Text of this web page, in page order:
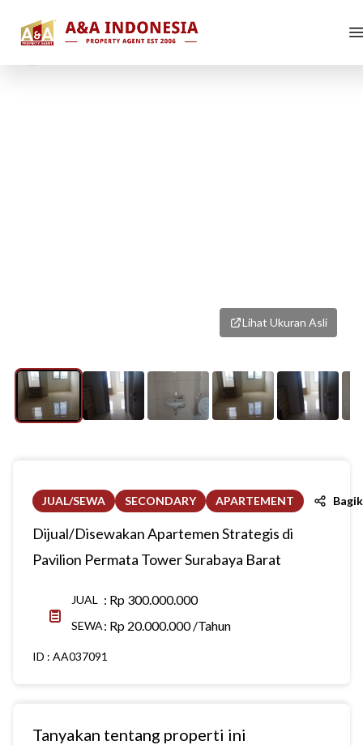
Lihat Ukuran Asli
JUAL/SEWA SECONDARY APARTEMENT
Dijual/Disewakan Apartemen Strategis di
Pavilion Permata Tower Surabaya Barat
JUAL : Rp 300.000.000
SEWA: Rp 20.000.000 /Tahun
ID : AA037091
Tanyakan tentang properti ini